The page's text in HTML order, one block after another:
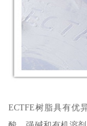
ECTFE树脂具有优